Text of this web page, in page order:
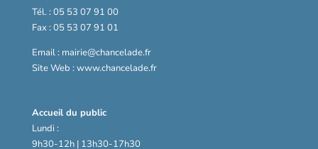
Tél. : 05 53 07 91 00
Fax : 05 53 07 91 01
Email : mairie@chancelade.fr
Site Web : www.chancelade.fr
Accueil du public
Lundi :
9h30-12h | 13h30-17h30